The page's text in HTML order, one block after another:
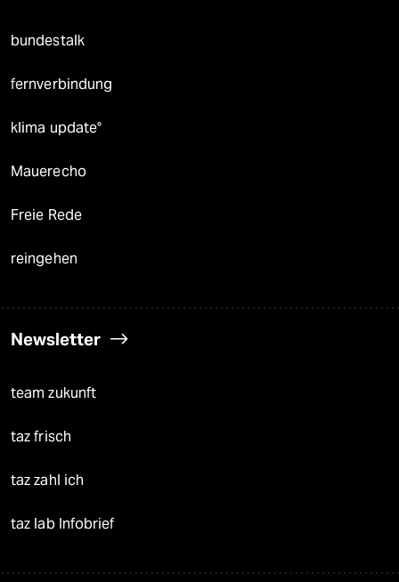
bundestalk
fernverbindung
klima update°
Mauerecho
Freie Rede
reingehen
Newsletter
team zukunft
taz frisch
taz zahl ich
taz lab Infobrief